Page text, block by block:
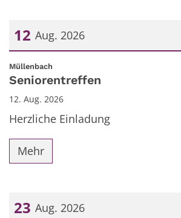
12 Aug. 2026
Datum: 12. August 2026
Müllenbach
Seniorentreffen
12. Aug. 2026
Herzliche Einladung
Mehr
23 Aug. 2026